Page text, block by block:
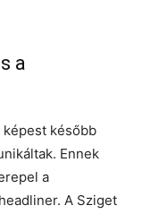
a
később
Ennek
a
A Sziget